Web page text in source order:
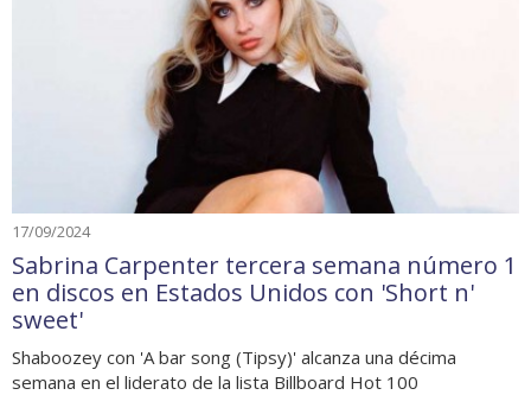
17/09/2024
Sabrina Carpenter tercera semana número 1
en discos en Estados Unidos con 'Short n'
sweet'
Shaboozey con 'A bar song (Tipsy)' alcanza una décima
semana en el liderato de la lista Billboard Hot 100